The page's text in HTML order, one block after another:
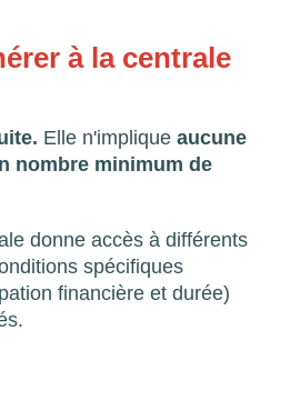
à la centrale
Elle n'impliqueaucune
nombre minimum de
donne accès à différents
spécifiques
financière et durée)